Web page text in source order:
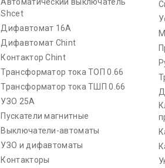
Автоматический выключатель
Shcet
Дифавтомат 16А
Дифавтомат Chint
Контактор Chint
Трансформатор тока ТОП 0.66
Трансформатор тока ТШП 0.66
УЗО 25А
Пускатели магнитные
Выключатели-автоматы
УЗО и дифавтоматы
Контакторы